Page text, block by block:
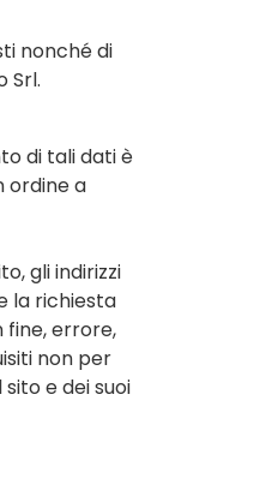
nonché di
Srl.
di tali dati è
ordine a
gli indirizzi
la richiesta
fine, errore,
non per
e dei suoi